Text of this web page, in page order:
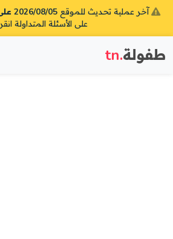
آخر عملية تحديث للموقع 2026/08/05 على الساعة 16:31
على الأسئلة المتداولة انقر
طفولة.tn